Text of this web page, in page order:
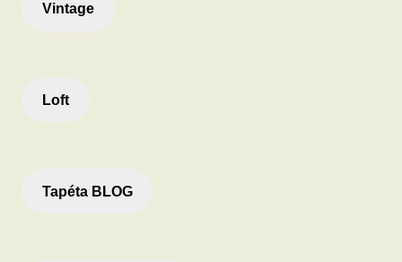
Vintage
Loft
Tapéta BLOG